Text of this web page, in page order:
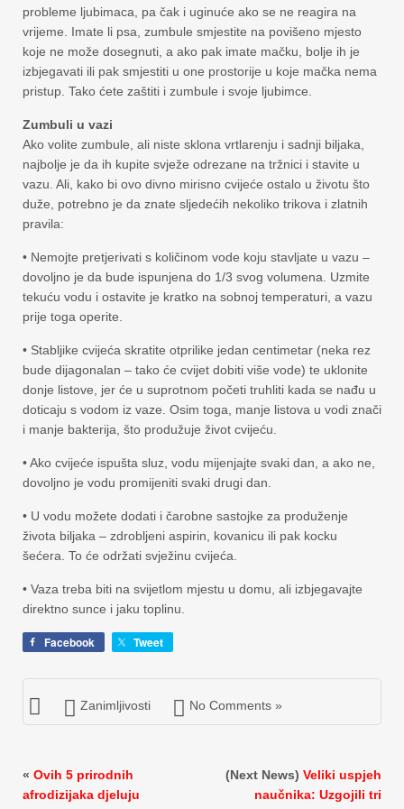
probleme ljubimaca, pa čak i uginuće ako se ne reagira na
vrijeme. Imate li psa, zumbule smjestite na povišeno mjesto
koje ne može dosegnuti, a ako pak imate mačku, bolje ih je
izbjegavati ili pak smjestiti u one prostorije u koje mačka nema
pristup. Tako ćete zaštiti i zumbule i svoje ljubimce.
Zumbuli u vazi
Ako volite zumbule, ali niste sklona vrtlarenju i sadnji biljaka,
najbolje je da ih kupite svježe odrezane na tržnici i stavite u
vazu. Ali, kako bi ovo divno mirisno cvijeće ostalo u životu što
duže, potrebno je da znate sljedećih nekoliko trikova i zlatnih
pravila:
• Nemojte pretjerivati s količinom vode koju stavljate u vazu –
dovoljno je da bude ispunjena do 1/3 svog volumena. Uzmite
tekuću vodu i ostavite je kratko na sobnoj temperaturi, a vazu
prije toga operite.
• Stabljike cvijeća skratite otprilike jedan centimetar (neka rez
bude dijagonalan – tako će cvijet dobiti više vode) te uklonite
donje listove, jer će u suprotnom početi truhliti kada se nađu u
doticaju s vodom iz vaze. Osim toga, manje listova u vodi znači
i manje bakterija, što produžuje život cvijeću.
• Ako cvijeće ispušta sluz, vodu mijenjajte svaki dan, a ako ne,
dovoljno je vodu promijeniti svaki drugi dan.
• U vodu možete dodati i čarobne sastojke za produženje
života biljaka – zdrobljeni aspirin, kovanicu ili pak kocku
šećera. To će održati svježinu cvijeća.
• Vaza treba biti na svijetlom mjestu u domu, ali izbjegavajte
direktno sunce i jaku toplinu.
Facebook Tweet
Zanimljivosti No Comments »
« Ovih 5 prirodnih
afrodizijaka djeluju
(Next News) Veliki uspjeh
naučnika: Uzgojili tri